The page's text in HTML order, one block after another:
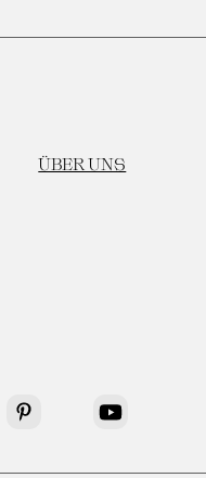
ÜBER UNS
Pinterest YouTube